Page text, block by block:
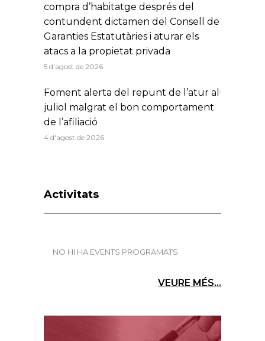
compra d’habitatge després del
contundent dictamen del Consell de
Garanties Estatutàries i aturar els
atacs a la propietat privada
5 d'agost de 2026
Foment alerta del repunt de l’atur al
juliol malgrat el bon comportament
de l’afiliació
4 d'agost de 2026
Activitats
NO HI HA EVENTS PROGRAMATS
VEURE MÉS...